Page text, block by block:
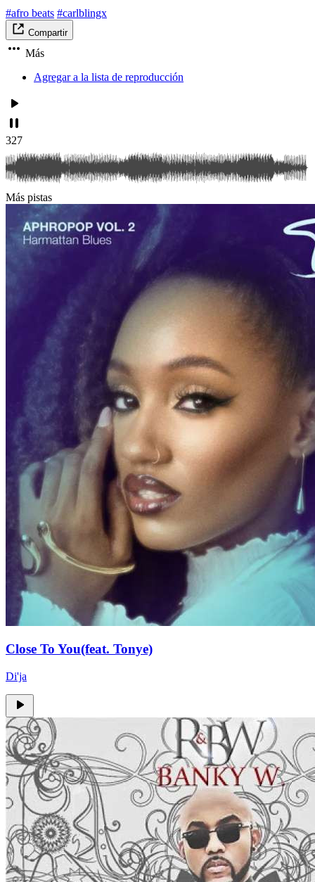
#afro beats #carlblingx
Compartir
Más
Agregar a la lista de reproducción
327
Más pistas
Close To You(feat. Tonye)
Di'ja